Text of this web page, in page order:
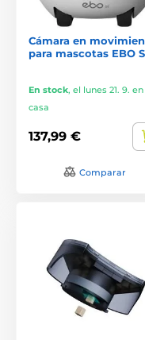
Cámara en
para mascotas EBO
En stock, el lunes 21. 9.
casa
137,99 €
Comparar